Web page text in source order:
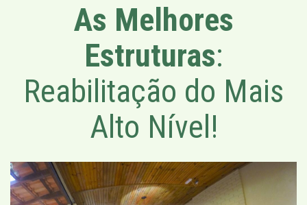
As Melhores
Estruturas:
Reabilitação do Mais
Alto Nível!